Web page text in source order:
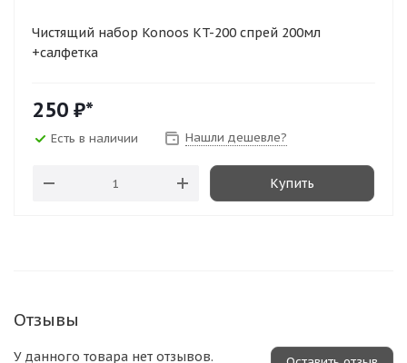
Чистящий набор Konoos KT-200 спрей 200мл
+салфетка
250 ₽*
Есть в наличии Нашли дешевле?
Купить
Отзывы
У данного товара нет отзывов.